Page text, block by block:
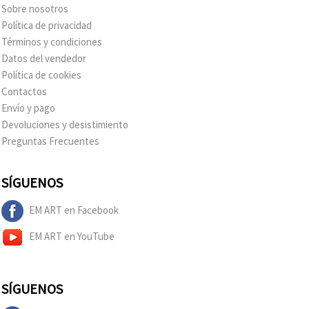
Sobre nosotros
Política de privacidad
Términos y condiciones
Datos del vendedor
Política de cookies
Contactos
Envío y pago
Devoluciones y desistimiento
Preguntas Frecuentes
SÍGUENOS
EM ART en Facebook
EM ART en YouTube
SÍGUENOS